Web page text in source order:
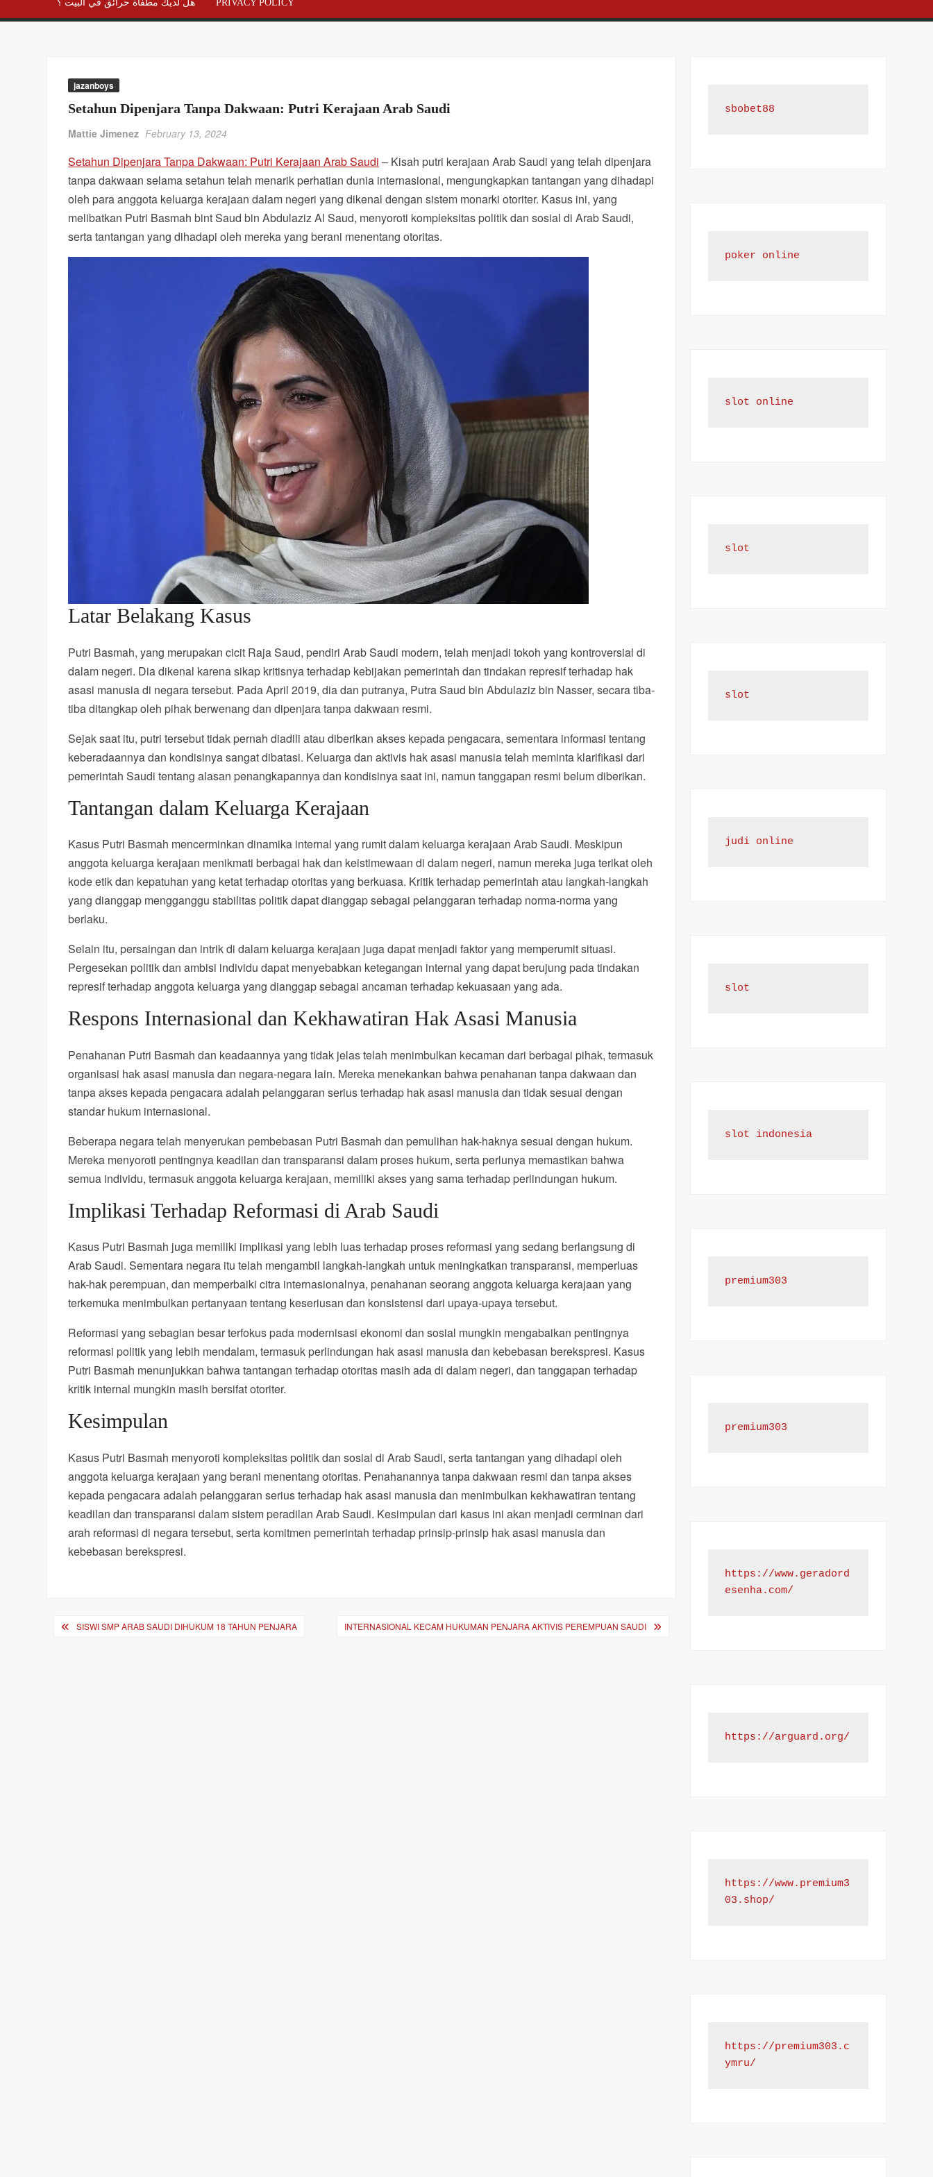
هل لديك مطفأة حرائق في البيت ؟ PRIVACY POLICY
jazanboys
Setahun Dipenjara Tanpa Dakwaan: Putri Kerajaan Arab Saudi
Mattie Jimenez February 13, 2024
Setahun Dipenjara Tanpa Dakwaan: Putri Kerajaan Arab Saudi – Kisah putri kerajaan Arab Saudi yang telah dipenjara
tanpa dakwaan selama setahun telah menarik perhatian dunia internasional, mengungkapkan tantangan yang dihadapi
oleh para anggota keluarga kerajaan dalam negeri yang dikenal dengan sistem monarki otoriter. Kasus ini, yang
melibatkan Putri Basmah bint Saud bin Abdulaziz Al Saud, menyoroti kompleksitas politik dan sosial di Arab Saudi,
serta tantangan yang dihadapi oleh mereka yang berani menentang otoritas.
Latar Belakang Kasus
Putri Basmah, yang merupakan cicit Raja Saud, pendiri Arab Saudi modern, telah menjadi tokoh yang kontroversial di
dalam negeri. Dia dikenal karena sikap kritisnya terhadap kebijakan pemerintah dan tindakan represif terhadap hak
asasi manusia di negara tersebut. Pada April 2019, dia dan putranya, Putra Saud bin Abdulaziz bin Nasser, secara tiba-
tiba ditangkap oleh pihak berwenang dan dipenjara tanpa dakwaan resmi.
Sejak saat itu, putri tersebut tidak pernah diadili atau diberikan akses kepada pengacara, sementara informasi tentang
keberadaannya dan kondisinya sangat dibatasi. Keluarga dan aktivis hak asasi manusia telah meminta klarifikasi dari
pemerintah Saudi tentang alasan penangkapannya dan kondisinya saat ini, namun tanggapan resmi belum diberikan.
Tantangan dalam Keluarga Kerajaan
Kasus Putri Basmah mencerminkan dinamika internal yang rumit dalam keluarga kerajaan Arab Saudi. Meskipun
anggota keluarga kerajaan menikmati berbagai hak dan keistimewaan di dalam negeri, namun mereka juga terikat oleh
kode etik dan kepatuhan yang ketat terhadap otoritas yang berkuasa. Kritik terhadap pemerintah atau langkah-langkah
yang dianggap mengganggu stabilitas politik dapat dianggap sebagai pelanggaran terhadap norma-norma yang
berlaku.
Selain itu, persaingan dan intrik di dalam keluarga kerajaan juga dapat menjadi faktor yang memperumit situasi.
Pergesekan politik dan ambisi individu dapat menyebabkan ketegangan internal yang dapat berujung pada tindakan
represif terhadap anggota keluarga yang dianggap sebagai ancaman terhadap kekuasaan yang ada.
Respons Internasional dan Kekhawatiran Hak Asasi Manusia
Penahanan Putri Basmah dan keadaannya yang tidak jelas telah menimbulkan kecaman dari berbagai pihak, termasuk
organisasi hak asasi manusia dan negara-negara lain. Mereka menekankan bahwa penahanan tanpa dakwaan dan
tanpa akses kepada pengacara adalah pelanggaran serius terhadap hak asasi manusia dan tidak sesuai dengan
standar hukum internasional.
Beberapa negara telah menyerukan pembebasan Putri Basmah dan pemulihan hak-haknya sesuai dengan hukum.
Mereka menyoroti pentingnya keadilan dan transparansi dalam proses hukum, serta perlunya memastikan bahwa
semua individu, termasuk anggota keluarga kerajaan, memiliki akses yang sama terhadap perlindungan hukum.
Implikasi Terhadap Reformasi di Arab Saudi
Kasus Putri Basmah juga memiliki implikasi yang lebih luas terhadap proses reformasi yang sedang berlangsung di
Arab Saudi. Sementara negara itu telah mengambil langkah-langkah untuk meningkatkan transparansi, memperluas
hak-hak perempuan, dan memperbaiki citra internasionalnya, penahanan seorang anggota keluarga kerajaan yang
terkemuka menimbulkan pertanyaan tentang keseriusan dan konsistensi dari upaya-upaya tersebut.
Reformasi yang sebagian besar terfokus pada modernisasi ekonomi dan sosial mungkin mengabaikan pentingnya
reformasi politik yang lebih mendalam, termasuk perlindungan hak asasi manusia dan kebebasan berekspresi. Kasus
Putri Basmah menunjukkan bahwa tantangan terhadap otoritas masih ada di dalam negeri, dan tanggapan terhadap
kritik internal mungkin masih bersifat otoriter.
Kesimpulan
Kasus Putri Basmah menyoroti kompleksitas politik dan sosial di Arab Saudi, serta tantangan yang dihadapi oleh
anggota keluarga kerajaan yang berani menentang otoritas. Penahanannya tanpa dakwaan resmi dan tanpa akses
kepada pengacara adalah pelanggaran serius terhadap hak asasi manusia dan menimbulkan kekhawatiran tentang
keadilan dan transparansi dalam sistem peradilan Arab Saudi. Kesimpulan dari kasus ini akan menjadi cerminan dari
arah reformasi di negara tersebut, serta komitmen pemerintah terhadap prinsip-prinsip hak asasi manusia dan
kebebasan berekspresi.
PostSISWI SMP ARAB SAUDI DIHUKUM 18 TAHUN PENJARA INTERNASIONAL KECAM HUKUMAN PENJARA AKTIVIS PEREMPUAN SAUDI
sbobet88
poker online
slot online
slot
slot
judi online
slot
slot indonesia
premium303
premium303
https://www.geradord
esenha.com/
https://arguard.org/
https://www.premium3
03.shop/
https://premium303.c
ymru/